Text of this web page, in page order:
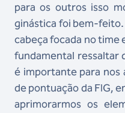
para os outros isso
ginástica foi bem-
cabeça focada no time
fundamental ressaltar
é importante para nos
de pontuação da FIG,
aprimorarmos os